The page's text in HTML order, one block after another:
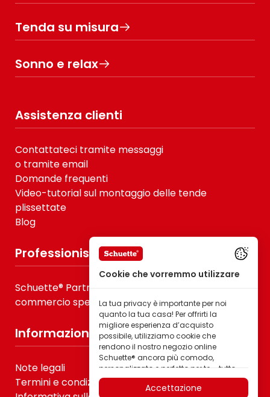
Tenda su misura
Sonno e relax
Assistenza clienti
Contattateci tramite messaggi
o tramite email
Domande frequenti
Video-tutorial sul montaggio delle tende
plissettate
Blog
Professionisti
Schuette® Partner dla B2B, fornitori di servizi e
commercio specializzato
Informazioni
Note legali
Termini e condizioni generali
Cookie che vorremmo utilizzare
La tua privacy è importante per noi
quanto la tua casa! Per offrirti la
migliore esperienza d’acquisto
possibile, utilizziamo cookie che
rendono il nostro negozio online
Schuette® ancora più comodo,
personalizzato e perfetto per te – tutto
per permetterti di scoprire prodotti del
marchio Schuette® della migliore
Accettazione